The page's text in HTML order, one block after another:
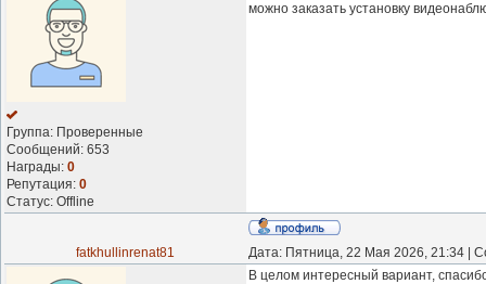
Группа: Проверенные
Сообщений: 653
Награды: 0
Репутация: 0
Статус: Offline
можно заказать установку
fatkhullinrenat81 Дата: Пятница, 22 Мая 2026, 21:34 |
В целом интересный вариант,